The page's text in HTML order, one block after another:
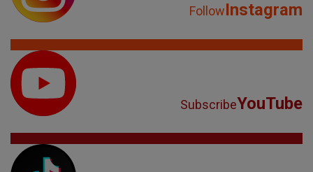
FollowInstagram
SubscribeYouTube